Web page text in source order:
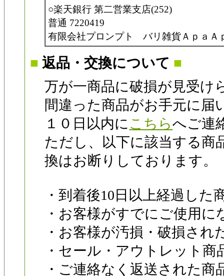
○楽天銀行 第二営業支店(252)
普通 7220419
有限会社プロンプト バリ雑貨ＡｐａＡ
■ 返品・交換について ■
万が一商品に破損が見受け
間違った商品がお手元に届
１０日以内にこちらへご連
ただし、以下に該当する商
換はお断りしております。
・到着後10日以上経過した
・お客様がすでにご使用に
・お客様が汚損・破損され
・セール・アウトレット商
・ご連絡なく返送された商